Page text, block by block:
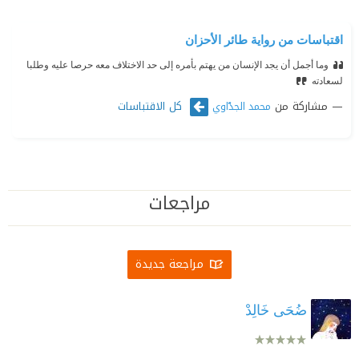
اقتباسات من رواية طائر الأحزان
وما أجمل أن يجد الإنسان من يهتم بأمره إلى حد الاختلاف معه حرصا عليه وطلبا
لسعادته
مشاركة من محمد الجدّاوي كل الاقتباسات
مراجعات
مراجعة جديدة
ضُحَى خَالِدْ